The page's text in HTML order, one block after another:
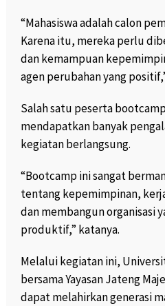
“Mahasiswa adalah calon
Karena itu, mereka perlu
dan kemampuan
agen perubahan yang
Salah satu peserta
mendapatkan banyak
kegiatan berlangsung.
“Bootcamp ini sangat
tentang kepemimpinan,
dan membangun organisasi
produktif,” katanya.
Melalui kegiatan ini,
bersama Yayasan Jateng
dapat melahirkan generasi